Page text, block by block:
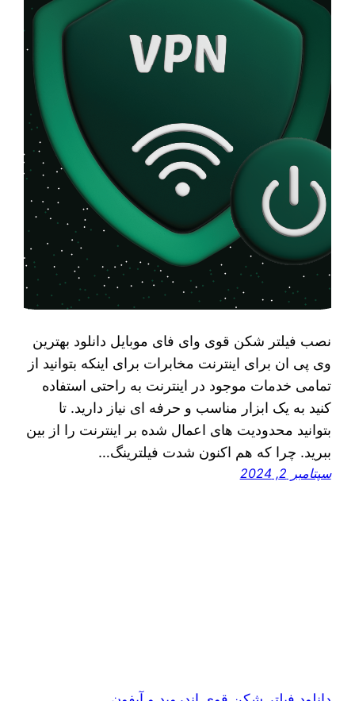
نصب فیلتر شکن قوی وای فای موبایل دانلود بهترین
وی پی ان برای اینترنت مخابرات برای اینکه بتوانید از
تمامی خدمات موجود در اینترنت به راحتی استفاده
کنید به یک ابزار مناسب و حرفه ای نیاز دارید. تا
بتوانید محدودیت‌ های اعمال شده بر اینترنت را از بین
ببرید. چرا که هم اکنون شدت فیلترینگ…
سپتامبر 2, 2024